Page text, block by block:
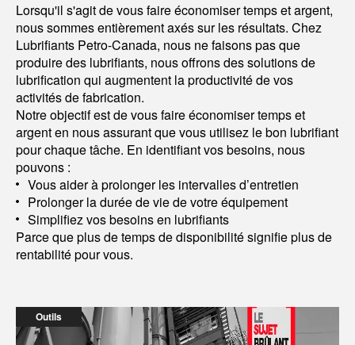
Lorsqu'il s'agit de vous faire économiser temps et argent,
nous sommes entièrement axés sur les résultats. Chez
Lubrifiants Petro-Canada, nous ne faisons pas que
produire des lubrifiants, nous offrons des solutions de
lubrification qui augmentent la productivité de vos
activités de fabrication.
Notre objectif est de vous faire économiser temps et
argent en nous assurant que vous utilisez le bon lubrifiant
pour chaque tâche. En identifiant vos besoins, nous
pouvons :
Vous aider à prolonger les intervalles d’entretien
Prolonger la durée de vie de votre équipement
Simplifiez vos besoins en lubrifiants
Parce que plus de temps de disponibilité signifie plus de
rentabilité pour vous.
Outils